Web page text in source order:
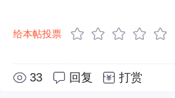
给本帖投票
33 回复 打赏